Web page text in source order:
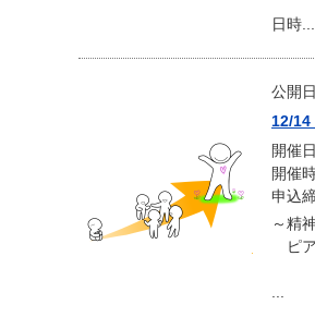
日時...
公開
12/14
開催
開催
申込
～精
ピア